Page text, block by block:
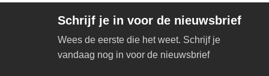
Schrijf je in voor de nieuwsbrief
Wees de eerste die het weet. Schrijf je
vandaag nog in voor de nieuwsbrief